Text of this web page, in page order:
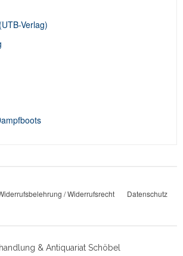
Verlag)
/ Widerrufsrecht
Datenschutz
& Antiquariat Schöbel